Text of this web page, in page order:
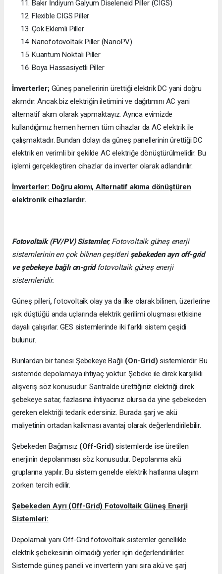
Bakır İndiyum Galyum Diseleneid Piller (CIGS)
Flexible CIGS Piller
Çok Eklemli Piller
Nanofotovoltaik Piller (NanoPV)
Kuantum Noktalı Piller
Boya Hassasiyetli Piller
İnverterler;Güneş panellerinin ürettiği elektrik DC yani doğru
akımdır. Ancak biz elektriğin iletimini ve dağıtımını AC yani
alternatif akım olarak yapmaktayız. Ayrıca evimizde
kullandığımız hemen hemen tüm cihazlar da AC elektrik ile
çalışmaktadır. Bundan dolayı da güneş panellerinin ürettiği DC
elektrik en verimli bir şekilde AC elektriğe dönüştürülmelidir. Bu
işlemi gerçekleştiren cihazlar da inverter olarak adlandırılır.
İnverterler: Doğru akımı, Alternatif akıma dönüştüren
elektronik cihazlardır.
Fotovoltaik (FV/PV) Sistemler; Fotovoltaik güneş enerji
sistemlerinin en çok bilinen çeşitleri şebekeden ayrı off-grid
ve şebekeye bağlı on-gridfotovoltaik güneş enerji
sistemleridir.
Güneş pilleri,fotovoltaik olay ya da ilke olarak bilinen, üzerlerine
ışık düştüğü anda uçlarında elektrik gerilimi oluşması etkisine
dayalı çalışırlar. GES sistemlerinde iki farklı sistem çeşidi
bulunur.
Bunlardan bir tanesi Şebekeye Bağlı (On-Grid) sistemlerdir. Bu
sistemde depolamaya ihtiyaç yoktur. Şebeke ile direk karşılıklı
alışveriş söz konusudur. Santralde ürettiğiniz elektriği direk
şebekeye satar, fazlasına ihtiyacınız olursa da yine şebekeden
gereken elektriği tedarik edersiniz. Burada şarj ve akü
maliyetinin ortadan kalkması avantaj olarak değerlendirilebilir.
Şebekeden Bağımsız (Off-Grid) sistemlerde ise üretilen
enerjinin depolanması söz konusudur. Depolanma akü
gruplarına yapılır. Bu sistem genelde elektrik hatlarına ulaşım
zorken tercih edilir.
Şebekeden Ayrı (Off-Grid) Fotovoltaik Güneş Enerji
Sistemleri:
Depolamalı yani Off-Grid fotovoltaik sistemler genellikle
elektrik şebekesinin olmadığı yerler için değerlendirilirler.
Sistemde güneş paneli ve inverterin yanı sıra akü ve şarj